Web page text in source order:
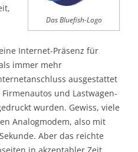
Das Bluefish-Logo
Internet-Präsenz für
immer mehr
ausgestattet
und Lastwagen-
wurden. Gewiss, viele
Analogmodem, also mit
Aber das reichte